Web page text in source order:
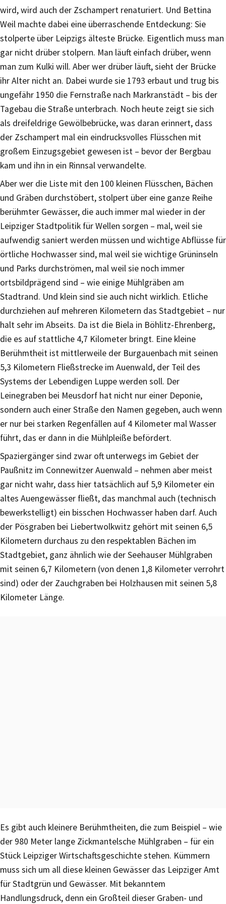
wird, wird auch der Zschampert renaturiert. Und Bettina
Weil machte dabei eine überraschende Entdeckung: Sie
stolperte über Leipzigs älteste Brücke. Eigentlich muss man
gar nicht drüber stolpern. Man läuft einfach drüber, wenn
man zum Kulki will. Aber wer drüber läuft, sieht der Brücke
ihr Alter nicht an. Dabei wurde sie 1793 erbaut und trug bis
ungefähr 1950 die Fernstraße nach Markranstädt – bis der
Tagebau die Straße unterbrach. Noch heute zeigt sie sich
als dreifeldrige Gewölbebrücke, was daran erinnert, dass
der Zschampert mal ein eindrucksvolles Flüsschen mit
großem Einzugsgebiet gewesen ist – bevor der Bergbau
kam und ihn in ein Rinnsal verwandelte.
Aber wer die Liste mit den 100 kleinen Flüsschen, Bächen
und Gräben durchstöbert, stolpert über eine ganze Reihe
berühmter Gewässer, die auch immer mal wieder in der
Leipziger Stadtpolitik für Wellen sorgen – mal, weil sie
aufwendig saniert werden müssen und wichtige Abflüsse für
örtliche Hochwasser sind, mal weil sie wichtige Grüninseln
und Parks durchströmen, mal weil sie noch immer
ortsbildprägend sind – wie einige Mühlgräben am
Stadtrand. Und klein sind sie auch nicht wirklich. Etliche
durchziehen auf mehreren Kilometern das Stadtgebiet – nur
halt sehr im Abseits. Da ist die Biela in Böhlitz-Ehrenberg,
die es auf stattliche 4,7 Kilometer bringt. Eine kleine
Berühmtheit ist mittlerweile der Burgauenbach mit seinen
5,3 Kilometern Fließstrecke im Auenwald, der Teil des
Systems der Lebendigen Luppe werden soll. Der
Leinegraben bei Meusdorf hat nicht nur einer Deponie,
sondern auch einer Straße den Namen gegeben, auch wenn
er nur bei starken Regenfällen auf 4 Kilometer mal Wasser
führt, das er dann in die Mühlpleiße befördert.
Spaziergänger sind zwar oft unterwegs im Gebiet der
Paußnitz im Connewitzer Auenwald – nehmen aber meist
gar nicht wahr, dass hier tatsächlich auf 5,9 Kilometer ein
altes Auengewässer fließt, das manchmal auch (technisch
bewerkstelligt) ein bisschen Hochwasser haben darf. Auch
der Pösgraben bei Liebertwolkwitz gehört mit seinen 6,5
Kilometern durchaus zu den respektablen Bächen im
Stadtgebiet, ganz ähnlich wie der Seehauser Mühlgraben
mit seinen 6,7 Kilometern (von denen 1,8 Kilometer verrohrt
sind) oder der Zauchgraben bei Holzhausen mit seinen 5,8
Kilometer Länge.
Es gibt auch kleinere Berühmtheiten, die zum Beispiel – wie
der 980 Meter lange Zickmantelsche Mühlgraben – für ein
Stück Leipziger Wirtschaftsgeschichte stehen. Kümmern
muss sich um all diese kleinen Gewässer das Leipziger Amt
für Stadtgrün und Gewässer. Mit bekanntem
Handlungsdruck, denn ein Großteil dieser Graben- und